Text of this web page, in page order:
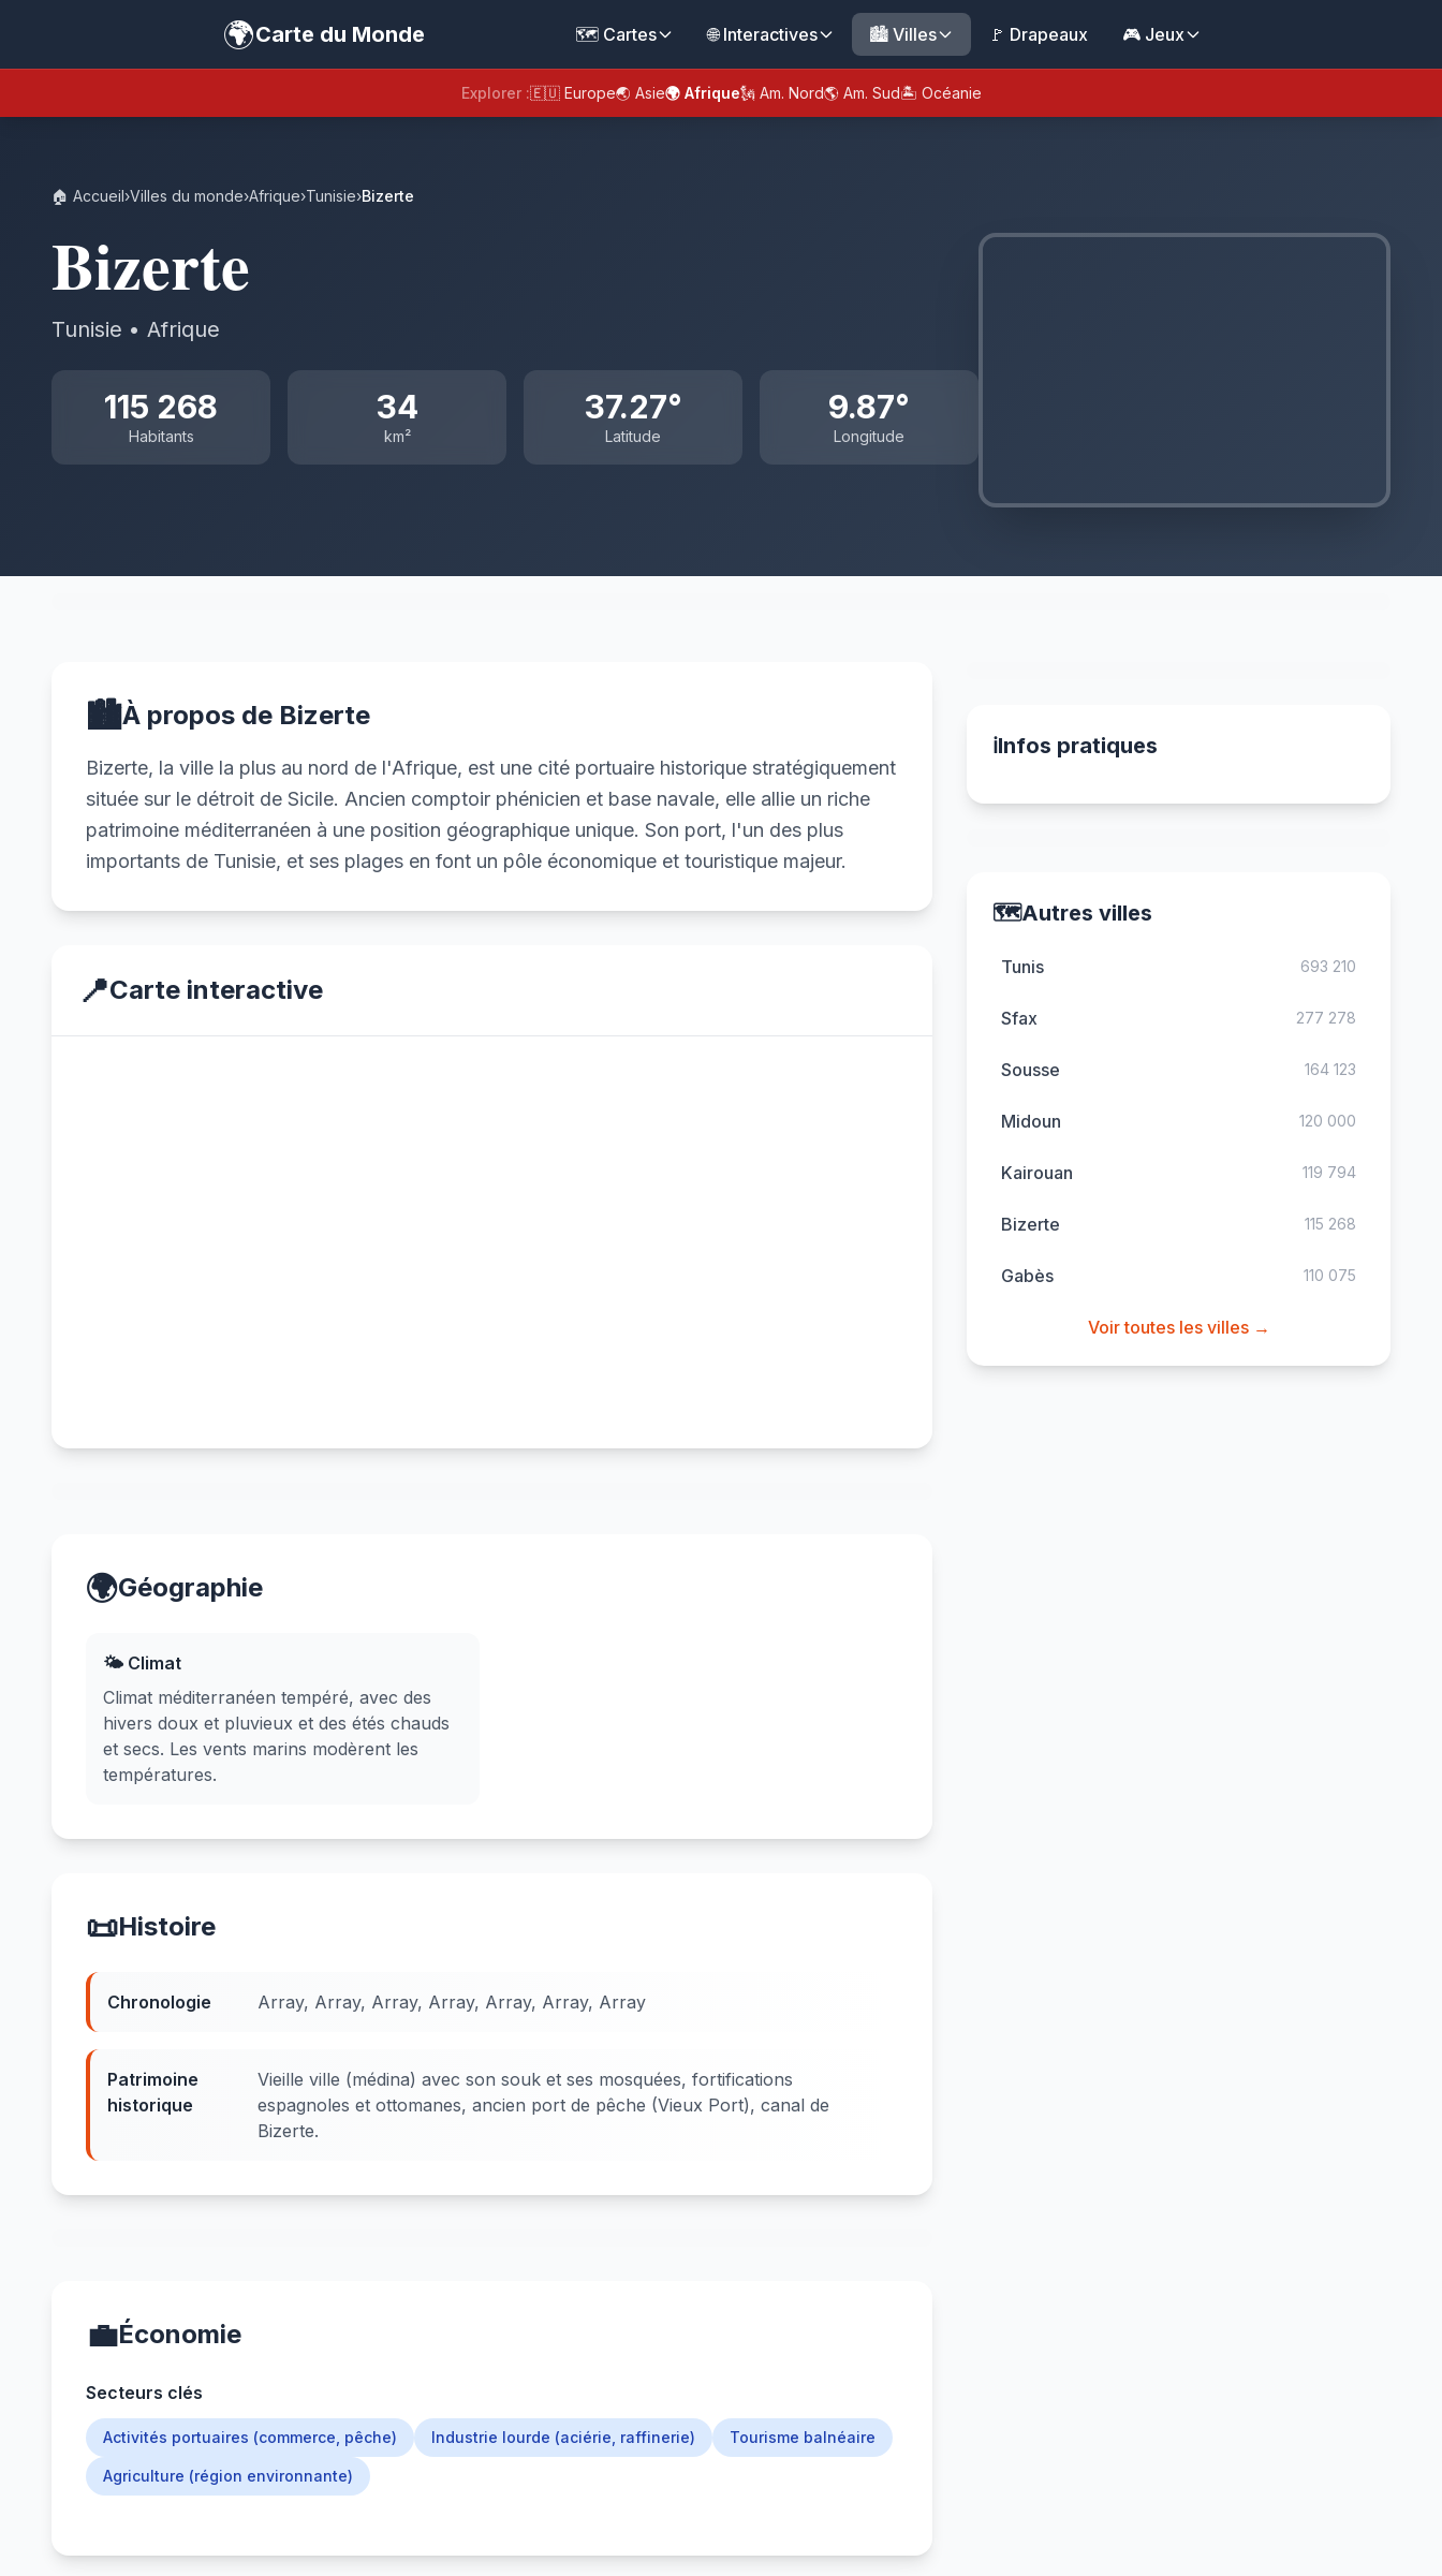
🌍Carte du Monde 🗺️ Cartes 🌐 Interactives 🏙️ Villes 🚩 Drapeaux 🎮 Jeux
Explorer :🇪🇺 Europe🌏 Asie🌍 Afrique🗽 Am. Nord🌎 Am. Sud🏝️ Océanie
🏠 Accueil›Villes du monde›Afrique›Tunisie›Bizerte
Bizerte
Tunisie • Afrique
115 268
Habitants
34
km²
37.27°
Latitude
9.87°
Longitude
🏙️À propos de Bizerte
Bizerte, la ville la plus au nord de l'Afrique, est une cité portuaire historique stratégiquement
située sur le détroit de Sicile. Ancien comptoir phénicien et base navale, elle allie un riche
patrimoine méditerranéen à une position géographique unique. Son port, l'un des plus
importants de Tunisie, et ses plages en font un pôle économique et touristique majeur.
📍Carte interactive
🌍Géographie
🌤️ Climat
Climat méditerranéen tempéré, avec des
hivers doux et pluvieux et des étés chauds
et secs. Les vents marins modèrent les
températures.
📜Histoire
Chronologie Array, Array, Array, Array, Array, Array, Array
Patrimoine
historique
Vieille ville (médina) avec son souk et ses mosquées, fortifications
espagnoles et ottomanes, ancien port de pêche (Vieux Port), canal de
Bizerte.
💼Économie
Secteurs clés
Activités portuaires (commerce, pêche) Industrie lourde (aciérie, raffinerie) Tourisme balnéaire
Agriculture (région environnante)
ℹ️Infos pratiques
🗺️Autres villes
Tunis 693 210
Sfax 277 278
Sousse 164 123
Midoun 120 000
Kairouan 119 794
Bizerte 115 268
Gabès 110 075
Voir toutes les villes →